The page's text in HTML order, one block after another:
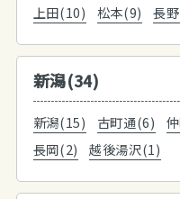
上田(10) 松本(9) 長
新潟(34)
新潟(15) 古町通(6)
長岡(2)
越後湯沢(1)